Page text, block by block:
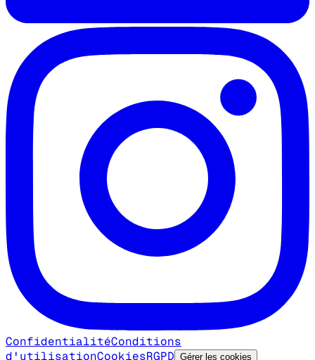
ConfidentialitéConditions
d'utilisationCookiesRGPD Gérer les cookies